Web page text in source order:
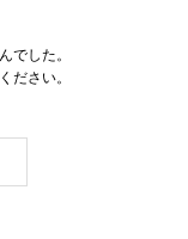
でした。
ださい。